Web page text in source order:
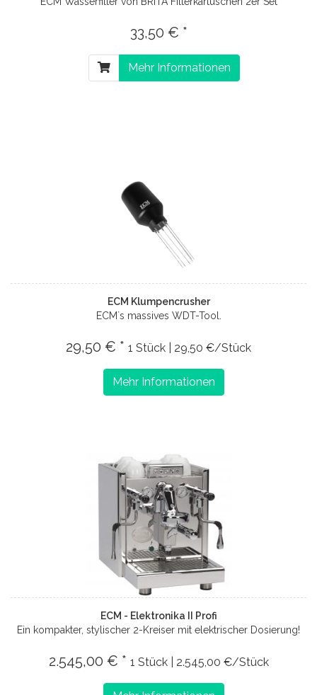
33,50 € *
Mehr Informationen
ECM Klumpencrusher
ECM´s massives WDT-Tool.
29,50 € * 1 Stück | 29,50 €/Stück
Mehr Informationen
ECM - Elektronika II Profi
Ein kompakter, stylischer 2-Kreiser mit elektrischer Dosierung!
2.545,00 € * 1 Stück | 2.545,00 €/Stück